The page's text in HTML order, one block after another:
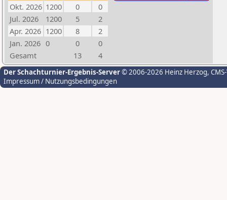
Okt. 2026 1200 0
0
Jul. 2026
1200 5
2
Apr. 2026 1200 8
2
Jan. 2026 0 0
0
Gesamt
13 4
Der Schachturnier-Ergebnis-Server© 2006-2026 Heinz Herzog,
Impressum / Nutzungsbedingungen